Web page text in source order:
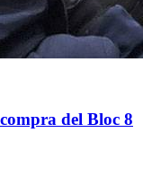
del Bloc 8